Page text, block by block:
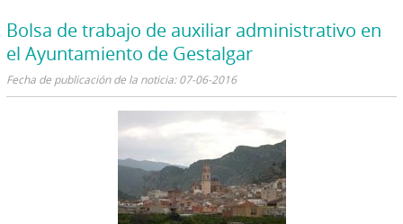
Bolsa de trabajo de auxiliar administrativo en
el Ayuntamiento de Gestalgar
Fecha de publicación de la noticia: 07-06-2016